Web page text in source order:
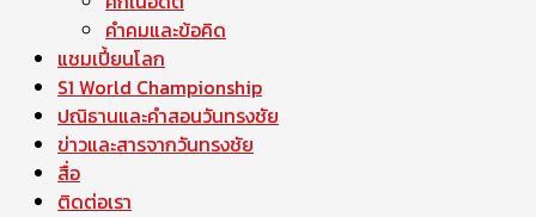
คำคมและข้อคิด
แชมเปี้ยนโลก
S1 World Championship
ปณิธานและคำสอนวันทรงชัย
ข่าวและสารจากวันทรงชัย
สื่อ
ติดต่อเรา